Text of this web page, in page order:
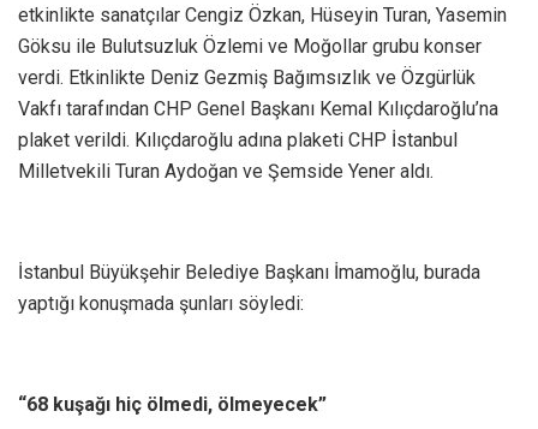
etkinlikte sanatçılar Cengiz Özkan, Hüseyin Turan, Yasemin
Göksu ile Bulutsuzluk Özlemi ve Moğollar grubu konser
verdi. Etkinlikte Deniz Gezmiş Bağımsızlık ve Özgürlük
Vakfı tarafından CHP Genel Başkanı Kemal Kılıçdaroğlu’na
plaket verildi. Kılıçdaroğlu adına plaketi CHP İstanbul
Milletvekili Turan Aydoğan ve Şemside Yener aldı.
İstanbul Büyükşehir Belediye Başkanı İmamoğlu, burada
yaptığı konuşmada şunları söyledi:
“68 kuşağı hiç ölmedi, ölmeyecek”